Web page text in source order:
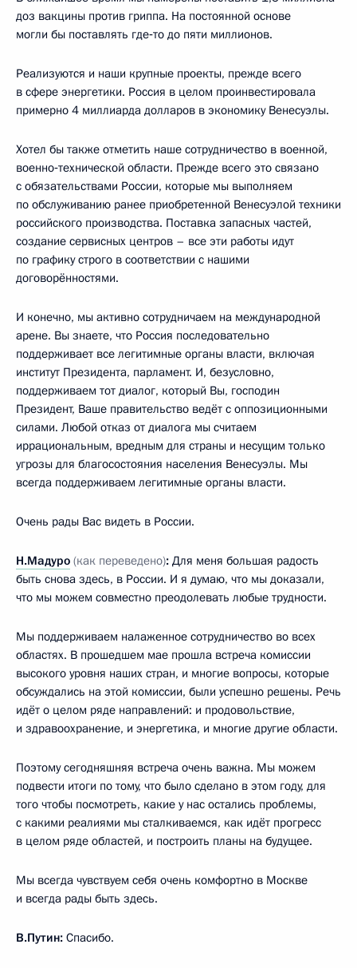
доз вакцины против гриппа. На постоянной основе
могли бы поставлять где‑то до пяти миллионов.
Реализуются и наши крупные проекты, прежде всего
в сфере энергетики. Россия в целом проинвестировала
примерно 4 миллиарда долларов в экономику Венесуэлы.
Хотел бы также отметить наше сотрудничество в военной,
военно‑технической области. Прежде всего это связано
с обязательствами России, которые мы выполняем
по обслуживанию ранее приобретенной Венесуэлой техники
российского производства. Поставка запасных частей,
создание сервисных центров – все эти работы идут
по графику строго в соответствии с нашими
договорённостями.
И конечно, мы активно сотрудничаем на международной
арене. Вы знаете, что Россия последовательно
поддерживает все легитимные органы власти, включая
институт Президента, парламент. И, безусловно,
поддерживаем тот диалог, который Вы, господин
Президент, Ваше правительство ведёт с оппозиционными
силами. Любой отказ от диалога мы считаем
иррациональным, вредным для страны и несущим только
угрозы для благосостояния населения Венесуэлы. Мы
всегда поддерживаем легитимные органы власти.
Очень рады Вас видеть в России.
Н.Мадуро (как переведено): Для меня большая радость
быть снова здесь, в России. И я думаю, что мы доказали,
что мы можем совместно преодолевать любые трудности.
Мы поддерживаем налаженное сотрудничество во всех
областях. В прошедшем мае прошла встреча комиссии
высокого уровня наших стран, и многие вопросы, которые
обсуждались на этой комиссии, были успешно решены. Речь
идёт о целом ряде направлений: и продовольствие,
и здравоохранение, и энергетика, и многие другие области.
Поэтому сегодняшняя встреча очень важна. Мы можем
подвести итоги по тому, что было сделано в этом году, для
того чтобы посмотреть, какие у нас остались проблемы,
с какими реалиями мы сталкиваемся, как идёт прогресс
в целом ряде областей, и построить планы на будущее.
Мы всегда чувствуем себя очень комфортно в Москве
и всегда рады быть здесь.
В.Путин: Спасибо.